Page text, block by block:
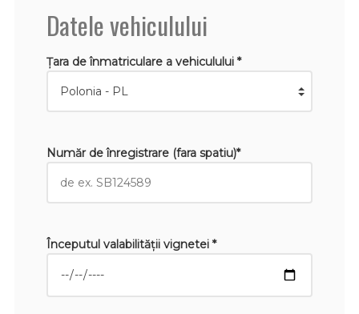
Datele vehiculului
Țara de înmatriculare a vehiculului *
Număr de înregistrare (fara spatiu)*
Începutul valabilităţii vignetei *